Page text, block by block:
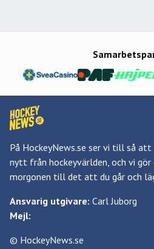
På HockeyNews.se ser vi till så
nytt från hockeyvärlden, och vi
morgonen till det att du går och
Ansvarig utgivare: Carl Juborg
Mejl:
© HockeyNews.se